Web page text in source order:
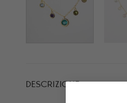
DESCRIZIONE